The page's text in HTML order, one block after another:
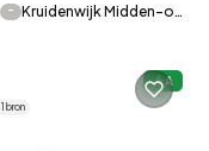
- Kruidenwijk Midden-o…
A
1 bron